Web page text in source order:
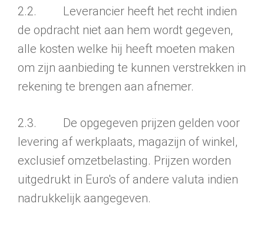
2.2. Leverancier heeft het recht indien
de opdracht niet aan hem wordt gegeven,
alle kosten welke hij heeft moeten maken
om zijn aanbieding te kunnen verstrekken in
rekening te brengen aan afnemer.
2.3. De opgegeven prijzen gelden voor
levering af werkplaats, magazijn of winkel,
exclusief omzetbelasting. Prijzen worden
uitgedrukt in Euro's of andere valuta indien
nadrukkelijk aangegeven.